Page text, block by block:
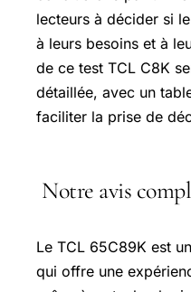
lecteurs à décider si
à leurs besoins et à
de ce test TCL C8K
détaillée, avec un
faciliter la prise de
Notre avis
Le TCL 65C89K est
qui offre une